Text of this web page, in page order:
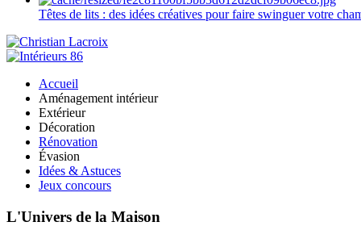
Têtes de lits : des idées créatives pour faire swinguer votre
Accueil
Aménagement intérieur
Extérieur
Décoration
Rénovation
Évasion
Idées & Astuces
Jeux concours
L'Univers de la Maison